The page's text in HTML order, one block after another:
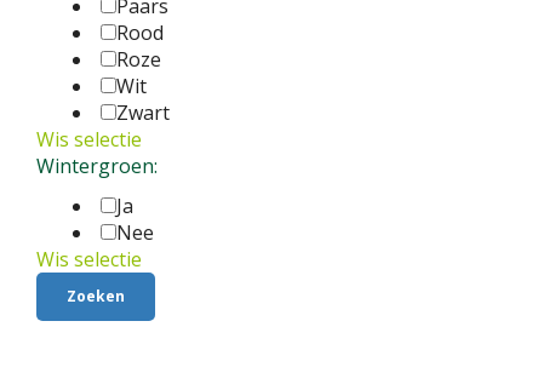
Paars
Rood
Roze
Wit
Zwart
Wis selectie
Wintergroen:
Ja
Nee
Wis selectie